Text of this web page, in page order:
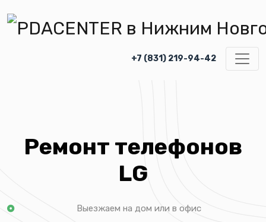
+7 (831) 219-94-42
Ремонт телефонов
LG
Выезжаем на дом или в офис